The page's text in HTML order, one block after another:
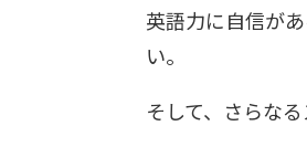
英語力に自信が
い。
そして、さらな